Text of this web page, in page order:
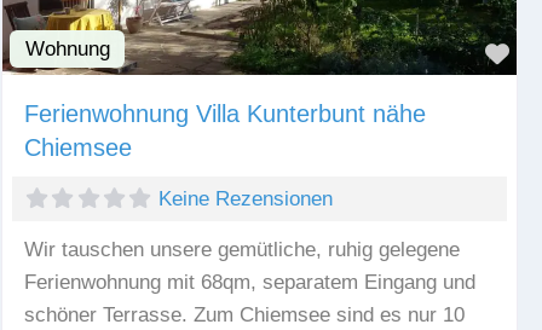
Wohnung
Ferienwohnung Villa Kunterbunt nähe
Chiemsee
Keine Rezensionen
Wir tauschen unsere gemütliche, ruhig gelegene
Ferienwohnung mit 68qm, separatem Eingang und
schöner Terrasse. Zum Chiemsee sind es nur 10